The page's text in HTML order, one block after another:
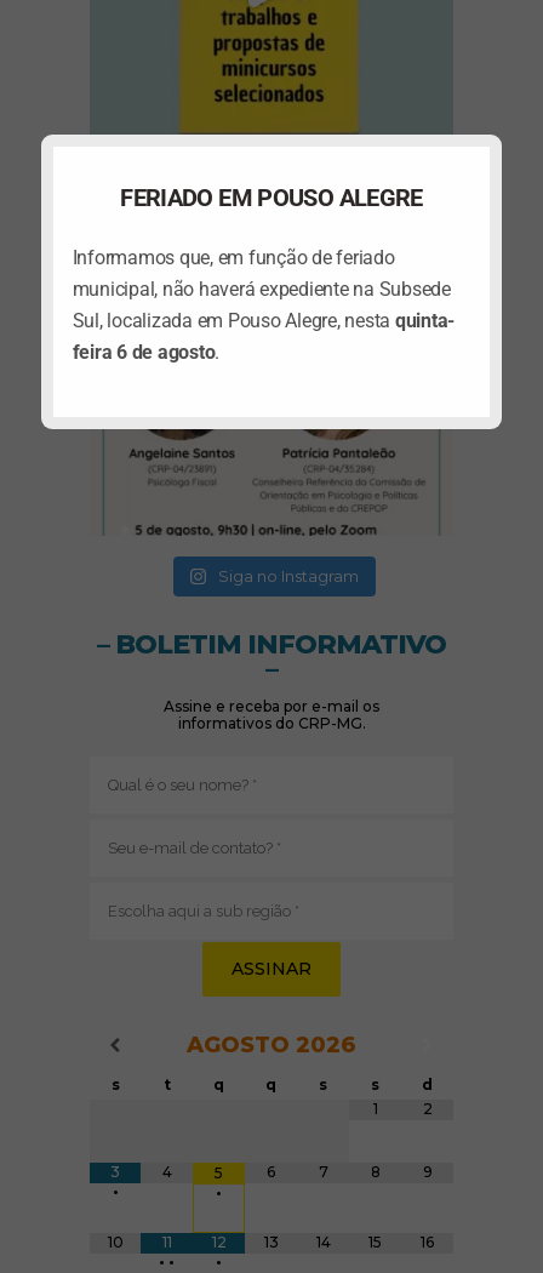
Siga no Instagram
– BOLETIM INFORMATIVO
–
Assine e receba por e-mail os
informativos do CRP-MG.
mail
região
Navegação do Calendário
AGOSTO 2026
s t q q s s
d
1
2
3
•
4
5
•
6 7 8 9
10
11
• •
12
•
13 14 15 16
FERIADO EM POUSO ALEGRE
Informamos que, em função de feriado
municipal, não haverá expediente na Subsede
Sul, localizada em Pouso Alegre, nesta quinta-
feira 6 de agosto.